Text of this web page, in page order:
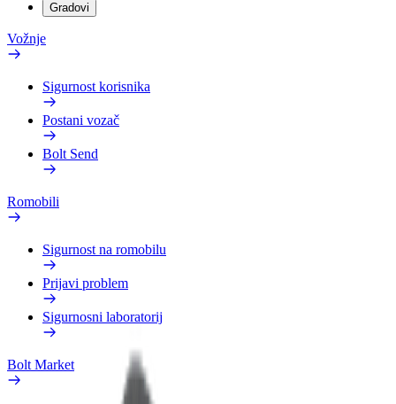
Gradovi
Vožnje
Sigurnost korisnika
Postani vozač
Bolt Send
Romobili
Sigurnost na romobilu
Prijavi problem
Sigurnosni laboratorij
Bolt Market